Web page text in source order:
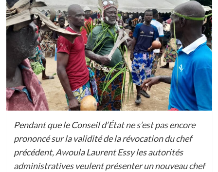
Pendant que le Conseil d’État ne s’est pas encore
prononcé sur la validité de la révocation du chef
précédent, Awoula Laurent Essy les autorités
administratives veulent présenter un nouveau chef